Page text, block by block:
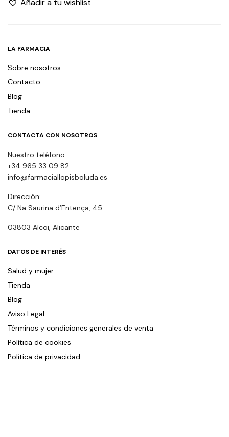
Añadir a tu wishlist
LA FARMACIA
Sobre nosotros
Contacto
Blog
Tienda
CONTACTA CON NOSOTROS
Nuestro teléfono
+34 965 33 09 82
info@farmaciallopisboluda.es
Dirección:
C/ Na Saurina d’Entença, 45
03803 Alcoi, Alicante
DATOS DE INTERÉS
Salud y mujer
Tienda
Blog
Aviso Legal
Términos y condiciones generales de venta
Política de cookies
Política de privacidad